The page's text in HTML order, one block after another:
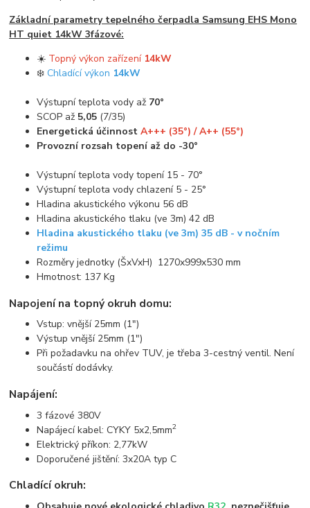
Základní parametry tepelného čerpadla Samsung EHS Mono
HT quiet 14kW 3fázové:
☀️ Topný výkon zařízení 14kW
❄️ Chladící výkon 14kW
Výstupní teplota vody až 70°
SCOP až 5,05 (7/35)
Energetická účinnostA+++ (35°) / A++ (55°)
Provozní rozsah topení až do -30°
Výstupní teplota vody topení 15 - 70°
Výstupní teplota vody chlazení 5 - 25°
Hladina akustického výkonu 56 dB
Hladina akustického tlaku (ve 3m) 42 dB
Hladina akustického tlaku (ve 3m) 35 dB - v nočním
režimu
Rozměry jednotky (ŠxVxH) 1270x999x530 mm
Hmotnost: 137 Kg
Napojení na topný okruh domu:
Vstup: vnější 25mm (1")
Výstup vnější 25mm (1")
Při požadavku na ohřev TUV, je třeba 3-cestný ventil. Není
součástí dodávky.
Napájení:
3 fázové 380V
Napájecí kabel: CYKY 5x2,5mm2
Elektrický příkon: 2,77kW
Doporučené jištění: 3x20A typ C
Chladící okruh: